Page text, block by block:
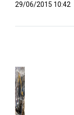
29/06/2015 10:42